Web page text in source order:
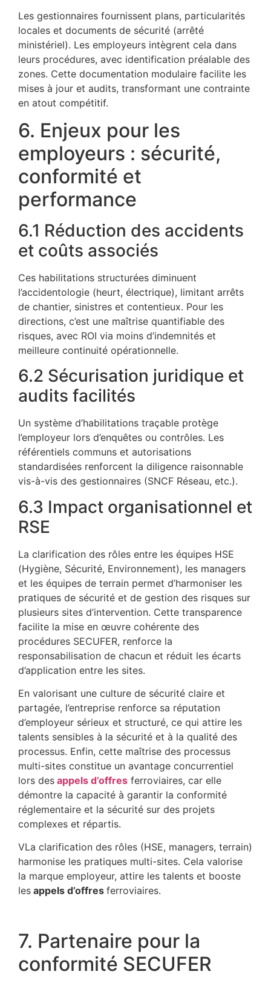
Les gestionnaires fournissent plans, particularités
locales et documents de sécurité (arrêté
ministériel). Les employeurs intègrent cela dans
leurs procédures, avec identification préalable des
zones. Cette documentation modulaire facilite les
mises à jour et audits, transformant une contrainte
en atout compétitif.
6. Enjeux pour les
employeurs : sécurité,
conformité et
performance
6.1 Réduction des accidents
et coûts associés
Ces habilitations structurées diminuent
l’accidentologie (heurt, électrique), limitant arrêts
de chantier, sinistres et contentieux. Pour les
directions, c’est une maîtrise quantifiable des
risques, avec ROI via moins d’indemnités et
meilleure continuité opérationnelle.
6.2 Sécurisation juridique et
audits facilités
Un système d’habilitations traçable protège
l’employeur lors d’enquêtes ou contrôles. Les
référentiels communs et autorisations
standardisées renforcent la diligence raisonnable
vis-à-vis des gestionnaires (SNCF Réseau, etc.).
6.3 Impact organisationnel et
RSE
La clarification des rôles entre les équipes HSE
(Hygiène, Sécurité, Environnement), les managers
et les équipes de terrain permet d’harmoniser les
pratiques de sécurité et de gestion des risques sur
plusieurs sites d’intervention. Cette transparence
facilite la mise en œuvre cohérente des
procédures SECUFER, renforce la
responsabilisation de chacun et réduit les écarts
d’application entre les sites. ​
En valorisant une culture de sécurité claire et
partagée, l’entreprise renforce sa réputation
d’employeur sérieux et structuré, ce qui attire les
talents sensibles à la sécurité et à la qualité des
processus. Enfin, cette maîtrise des processus
multi-sites constitue un avantage concurrentiel
lors des appels d’offres ferroviaires, car elle
démontre la capacité à garantir la conformité
réglementaire et la sécurité sur des projets
complexes et répartis.
VLa clarification des rôles (HSE, managers, terrain)
harmonise les pratiques multi-sites. Cela valorise
la marque employeur, attire les talents et booste
les appels d’offres ferroviaires.
7. Partenaire pour la
conformité SECUFER